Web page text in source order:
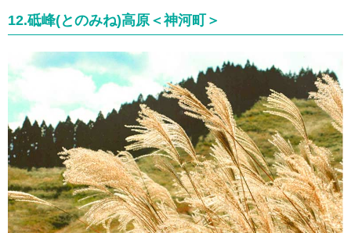
12.砥峰(とのみね)高原＜神河町＞